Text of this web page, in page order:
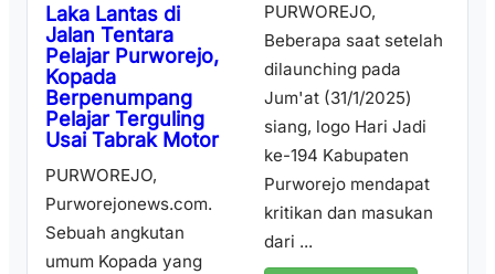
Laka Lantas di
Jalan Tentara
Pelajar Purworejo,
Kopada
Berpenumpang
Pelajar Terguling
Usai Tabrak Motor
PURWOREJO,
Purworejonews.com.
Sebuah angkutan
umum Kopada yang
PURWOREJO,
Beberapa saat setelah
dilaunching pada
Jum'at (31/1/2025)
siang, logo Hari Jadi
ke-194 Kabupaten
Purworejo mendapat
kritikan dan masukan
dari ...